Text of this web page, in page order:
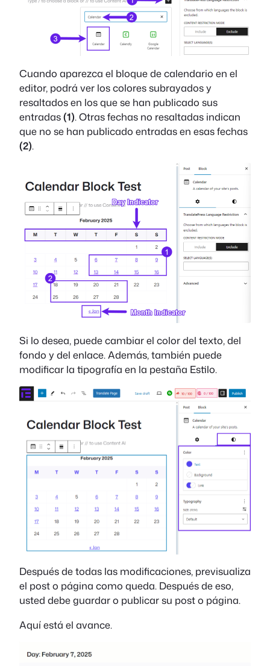
Cuando aparezca el bloque de calendario en el
editor, podrá ver los colores subrayados y
resaltados en los que se han publicado sus
entradas(1). Otras fechas no resaltadas indican
que no se han publicado entradas en esas fechas
(2).
Si lo desea, puede cambiar el color del texto, del
fondo y del enlace. Además, también puede
modificar la tipografía en la pestaña Estilo.
Después de todas las modificaciones, previsualiza
el post o página como queda. Después de eso,
usted debe guardar o publicar su post o página.
Aquí está el avance.